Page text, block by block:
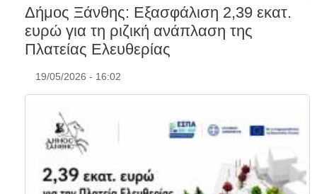
Δήμος Ξάνθης: Εξασφάλιση 2,39 εκατ.
ευρώ για τη ριζική ανάπλαση της
Πλατείας Ελευθερίας
19/05/2026 - 16:02